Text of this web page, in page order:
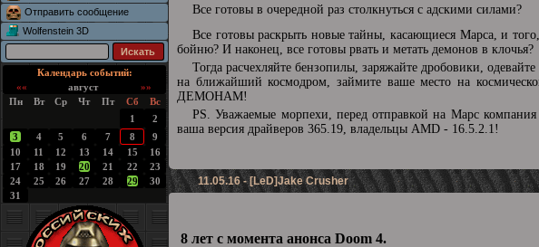
Отправить сообщение
Wolfenstein 3D
Календарь событий:
««
август
»»
Пн
Вт Ср Чт Пт Сб
Вс
1
2
3
4 5 6 7 8
9
10
11 12 13 14 15
16
17
18 19 20 21 22
23
24
25 26 27 28 29
30
31
Все готовы в очередной раз столкнуться с адскими силами?
Все готовы раскрыть новые тайны, касающиеся Марса, и
бойню? И наконец, все готовы рвать и метать демонов в клочья?
Тогда расчехляйте бензопилы, заряжайте дробовики,
на ближайший космодром, займите ваше место на
ДЕМОНАМ!
PS. Уважаемые морпехи, перед отправкой на Марс
ваша версия драйверов 365.19, владельцы AMD - 16.5.2.1!
11.05.16 - [LeD]Jake Crusher
8 лет с момента анонса Doom 4.